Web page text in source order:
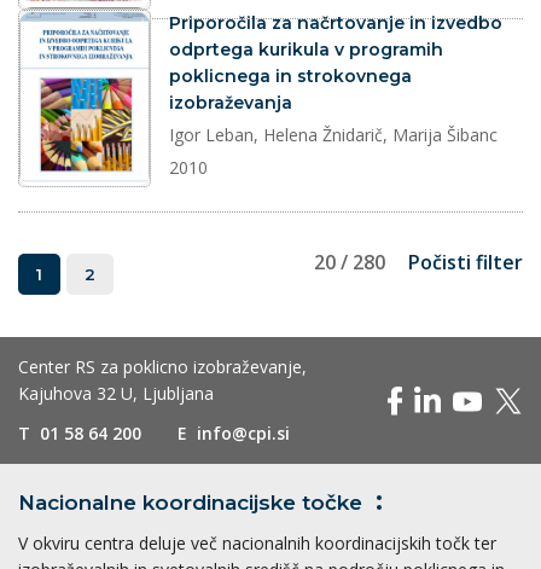
dokument
Priporočila za načrtovanje in izvedbo
odprtega kurikula v programih
poklicnega in strokovnega
izobraževanja
Igor Leban, Helena Žnidarič, Marija Šibanc
2010
1 2 20 / 280 Počisti filter
Center RS za poklicno izobraževanje,
Kajuhova 32 U, Ljubljana
T 01 58 64 200 E info@cpi.si
Nacionalne koordinacijske točke
V okviru centra deluje več nacionalnih koordinacijskih točk ter